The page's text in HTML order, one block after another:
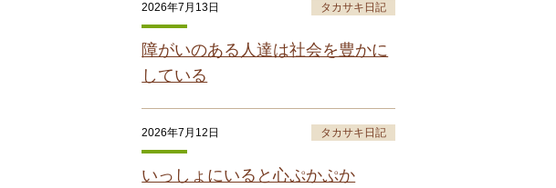
2026年7月13日 タカサキ日記
障がいのある人達は社会を豊かに
している
2026年7月12日 タカサキ日記
いっしょにいると心ぷかぷか